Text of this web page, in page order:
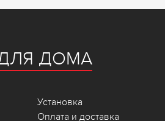
ДЛЯ ДОМА
Установка
Оплата и доставка